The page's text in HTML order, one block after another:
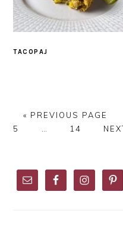
TACOPAJ
« GO
PREVIOUS PAGE
5
… PAGE
14
GO
SIDEBAR